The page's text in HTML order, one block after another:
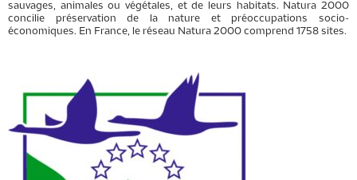
sauvages, animales ou végétales, et de leurs habitats. Natura 2000
concilie préservation de la nature et préoccupations socio-
économiques. En France, le réseau Natura 2000 comprend 1758 sites.